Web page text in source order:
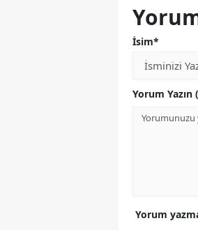
İsim*
Yorum
Yorum